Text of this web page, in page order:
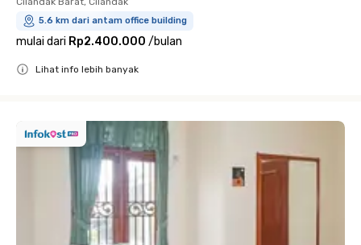
5.6 km dari antam office building
mulai dari Rp2.400.000 /bulan
Lihat info lebih banyak